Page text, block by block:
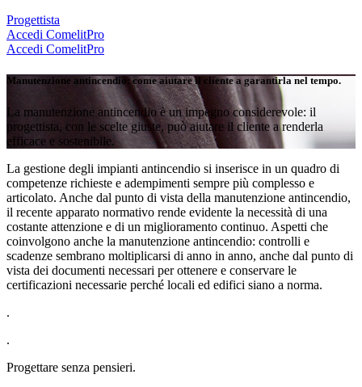
Progettista
Accedi ComelitPro
Accedi ComelitPro
Manutenzione antincendio: come aiutare il cliente a garantirla nel tempo.
La manutenzione antincendio è un impegno considerevole: il
progettista, con le scelte giuste, può aiutare il cliente a renderla
efficace e sostenibile.
La gestione degli impianti antincendio si inserisce in un quadro di
competenze richieste e adempimenti sempre più complesso e
articolato. Anche dal punto di vista della manutenzione antincendio,
il recente apparato normativo rende evidente la necessità di una
costante attenzione e di un miglioramento continuo. Aspetti che
coinvolgono anche la manutenzione antincendio: controlli e
scadenze sembrano moltiplicarsi di anno in anno, anche dal punto di
vista dei documenti necessari per ottenere e conservare le
certificazioni necessarie perché locali ed edifici siano a norma.
.
.
Progettare senza pensieri.